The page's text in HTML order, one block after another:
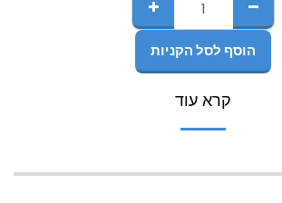
הוסף לסל הקניות
קרא עוד